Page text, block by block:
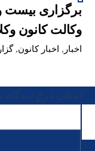
برگزاری بیست
وکالت کانون
اخبار , اخبار کانون,